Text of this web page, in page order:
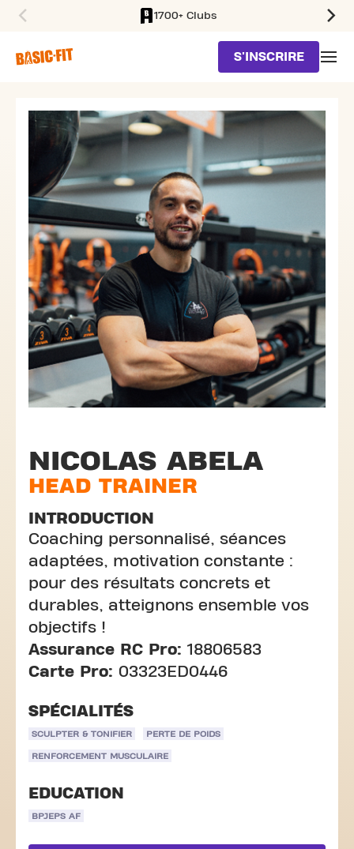
1700+ Clubs
S'INSCRIRE
NICOLAS ABELA
HEAD TRAINER
INTRODUCTION
Coaching personnalisé, séances
adaptées, motivation constante :
pour des résultats concrets et
durables, atteignons ensemble vos
objectifs !
Assurance RC Pro: 18806583
Carte Pro: 03323ED0446
SPÉCIALITÉS
SCULPTER & TONIFIER PERTE DE POIDS
RENFORCEMENT MUSCULAIRE
EDUCATION
BPJEPS AF